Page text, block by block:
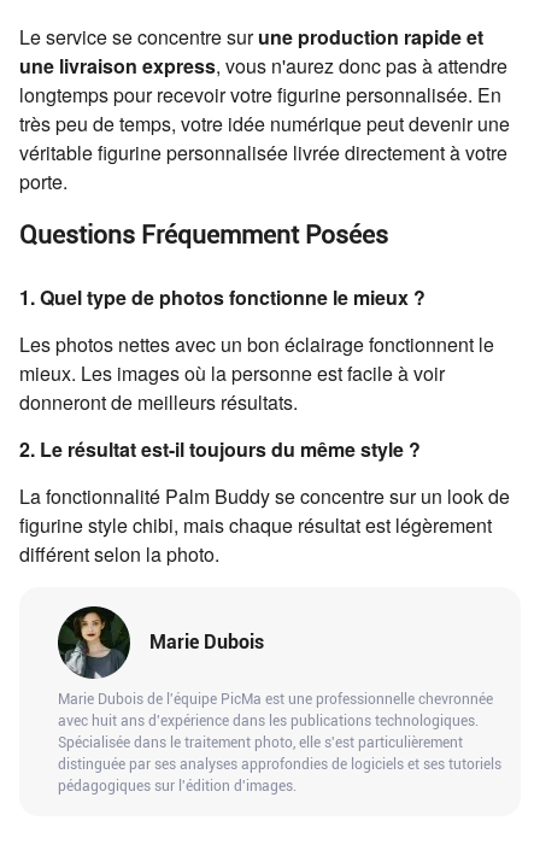
Le service se concentre surune production rapide et
une livraison express, vous n'aurez donc pas à attendre
longtemps pour recevoir votre figurine personnalisée. En
très peu de temps, votre idée numérique peut devenir une
véritable figurine personnalisée livrée directement à votre
porte.
Questions Fréquemment Posées
1. Quel type de photos fonctionne le mieux ?
Les photos nettes avec un bon éclairage fonctionnent le
mieux. Les images où la personne est facile à voir
donneront de meilleurs résultats.
2. Le résultat est-il toujours du même style ?
La fonctionnalité Palm Buddy se concentre sur un look de
figurine style chibi, mais chaque résultat est légèrement
différent selon la photo.
Marie Dubois
Marie Dubois de l'équipe PicMa est une professionnelle chevronnée
avec huit ans d'expérience dans les publications technologiques.
Spécialisée dans le traitement photo, elle s'est particulièrement
distinguée par ses analyses approfondies de logiciels et ses tutoriels
pédagogiques sur l'édition d'images.